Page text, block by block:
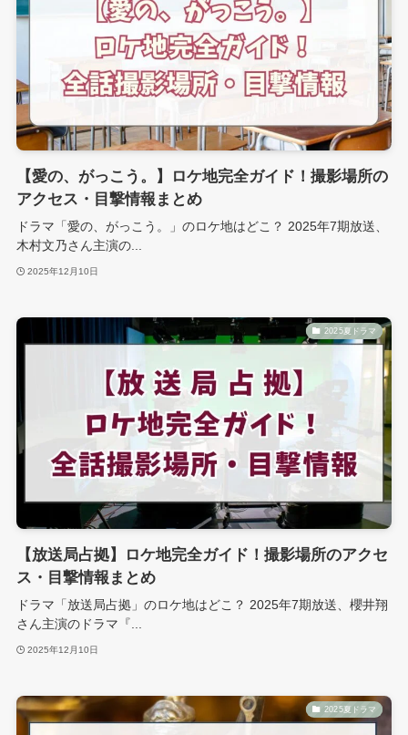
【愛の、がっこう。】ロケ地完全ガイド！撮影場所の
アクセス・目撃情報まとめ
ドラマ「愛の、がっこう。」のロケ地はどこ？ 2025年7期放送、
木村文乃さん主演の...
2025年12月10日
2025夏ドラマ
【放送局占拠】ロケ地完全ガイド！撮影場所のアクセ
ス・目撃情報まとめ
ドラマ「放送局占拠」のロケ地はどこ？ 2025年7期放送、櫻井翔
さん主演のドラマ『...
2025年12月10日
2025夏ドラマ